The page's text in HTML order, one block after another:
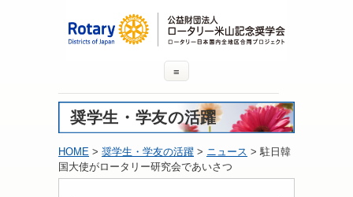
≡
奨学生・学友の活躍
HOME > 奨学生・学友の活躍 > ニュース > 駐日韓
国大使がロータリー研究会であいさつ